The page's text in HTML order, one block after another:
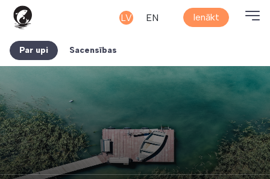
LV EN Ienākt
Par upi Sacensības